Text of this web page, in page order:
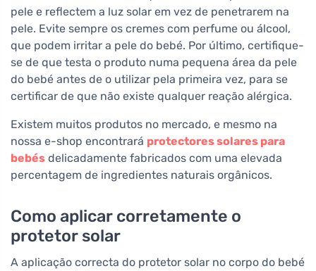
pele e reflectem a luz solar em vez de penetrarem na
pele. Evite sempre os cremes com perfume ou álcool,
que podem irritar a pele do bebé. Por último, certifique-
se de que testa o produto numa pequena área da pele
do bebé antes de o utilizar pela primeira vez, para se
certificar de que não existe qualquer reação alérgica.
Existem muitos produtos no mercado, e mesmo na
nossa e-shop encontrará protectores solares para
bebés delicadamente fabricados com uma elevada
percentagem de ingredientes naturais orgânicos.
Como aplicar corretamente o
protetor solar
A aplicação correcta do protetor solar no corpo do bebé